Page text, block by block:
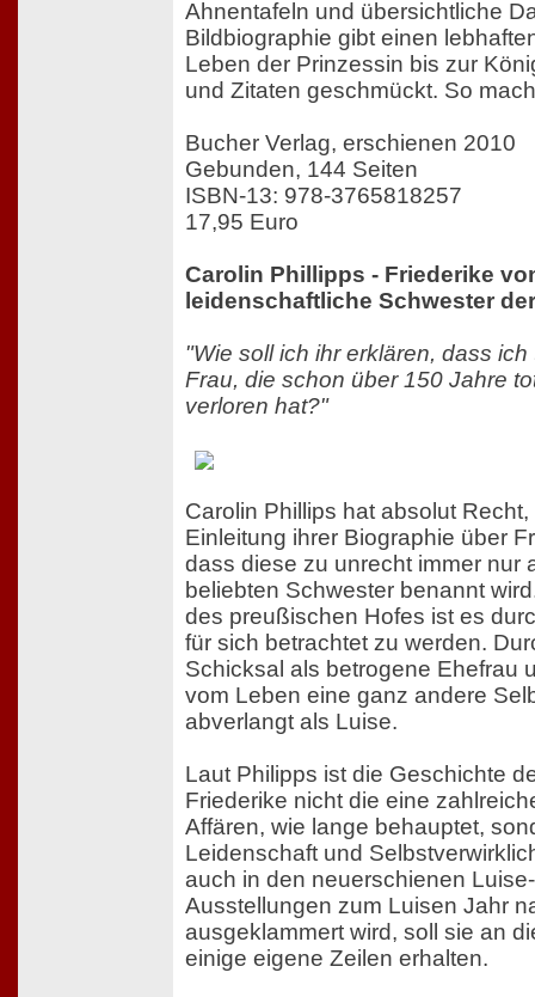
Ahnentafeln und übersichtliche
Bildbiographie gibt einen
Leben der Prinzessin bis zur
und Zitaten geschmückt. So
Bucher Verlag, erschienen 2010
Gebunden, 144 Seiten
ISBN-13: 978-3765818257
17,95 Euro
Carolin Phillipps - Friederike
leidenschaftliche Schwester
"Wie soll ich ihr erklären, dass
Frau, die schon über 150 Jahre
verloren hat?"
Carolin Phillips hat absolut
Einleitung ihrer Biographie über
dass diese zu unrecht immer nur
beliebten Schwester benannt
des preußischen Hofes ist es
für sich betrachtet zu werden.
Schicksal als betrogene Ehefrau
vom Leben eine ganz andere
abverlangt als Luise.
Laut Philipps ist die Geschichte
Friederike nicht die eine
Affären, wie lange behauptet,
Leidenschaft und
auch in den neuerschienen
Ausstellungen zum Luisen Jahr
ausgeklammert wird, soll sie an
einige eigene Zeilen erhalten.